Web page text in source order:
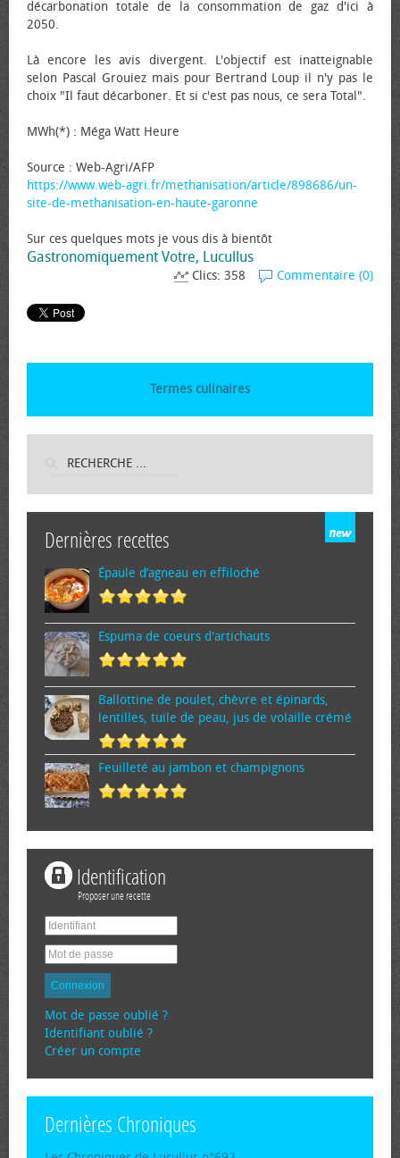
décarbonation totale de la consommation de gaz d'ici à
2050.
Là encore les avis divergent. L'objectif est inatteignable
selon Pascal Grouiez mais pour Bertrand Loup il n'y pas le
choix "Il faut décarboner. Et si c'est pas nous, ce sera Total".
MWh(*) : Méga Watt Heure
Source : Web-Agri/AFP
https://www.web-agri.fr/methanisation/article/898686/un-
site-de-methanisation-en-haute-garonne
Sur ces quelques mots je vous dis à bientôt
Gastronomiquement Votre, Lucullus
Commentaire (0)
Clics: 358
Termes culinaires
Dernières recettes
Épaule d’agneau en effiloché
Espuma de cœurs d'artichauts
Ballottine de poulet, chèvre et épinards,
lentilles, tuile de peau, jus de volaille crémé
Feuilleté au jambon et champignons
Identification
Proposer une recette
Connexion
Mot de passe oublié ?
Identifiant oublié ?
Créer un compte
Dernières Chroniques